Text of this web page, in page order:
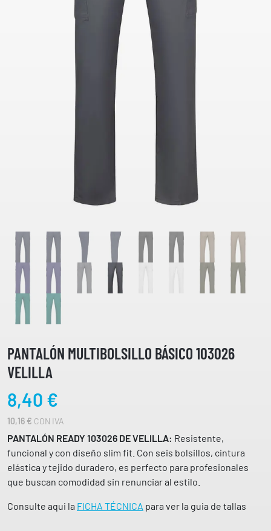
PANTALÓN MULTIBOLSILLO BÁSICO 103026
VELILLA
8,40 €
10,16 € CON IVA
PANTALÓN READY 103026 DE VELILLA: Resistente,
funcional y con diseño slim fit. Con seis bolsillos, cintura
elástica y tejido duradero, es perfecto para profesionales
que buscan comodidad sin renunciar al estilo.
Consulte aqui la FICHA TÉCNICA para ver la guia de tallas